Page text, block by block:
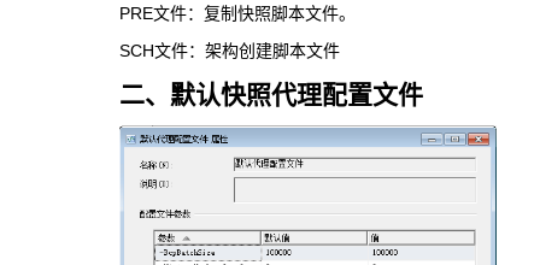
PRE文件：复制快照脚本文件。
SCH文件：架构创建脚本文件
二、默认快照代理配置文件